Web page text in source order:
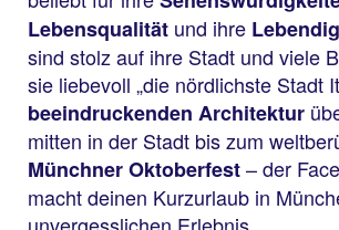
Lebensqualität und ihre
sind stolz auf ihre Stadt und viele
sie liebevoll „die nördlichste Stadt
beeindruckenden Architektur
mitten in der Stadt bis zum
Münchner Oktoberfest– der
macht deinen Kurzurlaub in